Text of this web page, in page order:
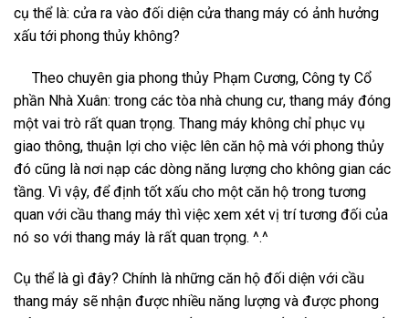
cụ thể là: cửa ra vào đối diện cửa thang máy có ảnh hưởng
xấu tới phong thủy không?
Theo chuyên gia phong thủy Phạm Cương, Công ty Cổ
phần Nhà Xuân: trong các tòa nhà chung cư, thang máy đóng
một vai trò rất quan trọng. Thang máy không chỉ phục vụ
giao thông, thuận lợi cho việc lên căn hộ mà với phong thủy
đó cũng là nơi nạp các dòng năng lượng cho không gian các
tầng. Vì vậy, để định tốt xấu cho một căn hộ trong tương
quan với cầu thang máy thì việc xem xét vị trí tương đối của
nó so với thang máy là rất quan trọng. ^.^
Cụ thể là gì đây? Chính là những căn hộ đối diện với cầu
thang máy sẽ nhận được nhiều năng lượng và được phong